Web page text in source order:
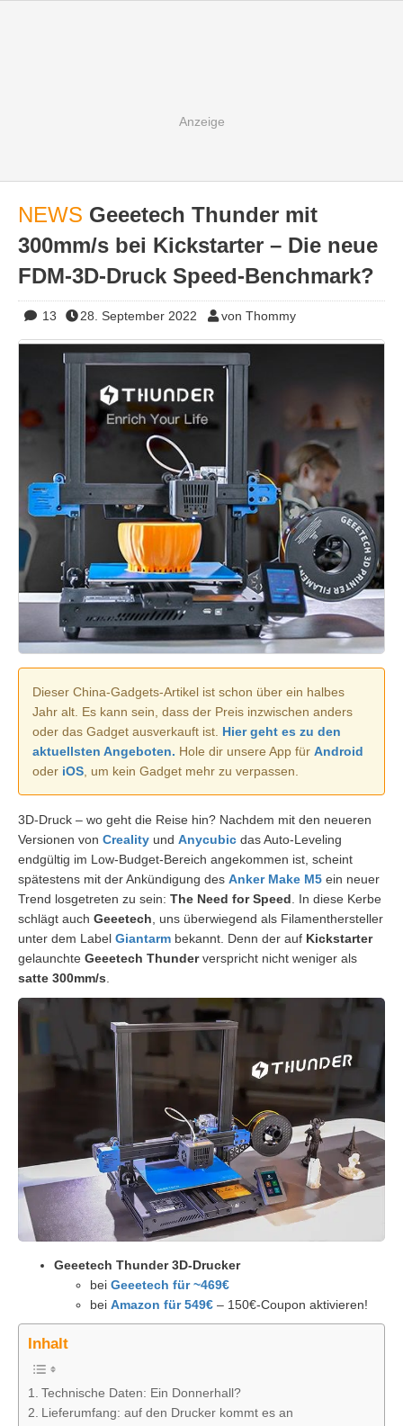
NEWS Geeetech Thunder mit
300mm/s bei Kickstarter – Die neue
FDM-3D-Druck Speed-Benchmark?
13 28. September 2022 von Thommy
Dieser China-Gadgets-Artikel ist schon über ein halbes
Jahr alt. Es kann sein, dass der Preis inzwischen anders
oder das Gadget ausverkauft ist. Hier geht es zu den
aktuellsten Angeboten. Hole dir unsere App für Android
oder iOS, um kein Gadget mehr zu verpassen.
3D-Druck – wo geht die Reise hin? Nachdem mit den neueren
Versionen von Creality und Anycubic das Auto-Leveling
endgültig im Low-Budget-Bereich angekommen ist, scheint
spätestens mit der Ankündigung des Anker Make M5 ein neuer
Trend losgetreten zu sein: The Need for Speed. In diese Kerbe
schlägt auch Geeetech, uns überwiegend als Filamenthersteller
unter dem Label Giantarm bekannt. Denn der auf Kickstarter
gelaunchte Geeetech Thunderverspricht nicht weniger als
satte 300mm/s.
Geeetech Thunder 3D-Drucker
bei Geeetech für ~469€
bei Amazon für 549€ – 150€-Coupon aktivieren!
Inhalt
Technische Daten: Ein Donnerhall?
Lieferumfang: auf den Drucker kommt es an